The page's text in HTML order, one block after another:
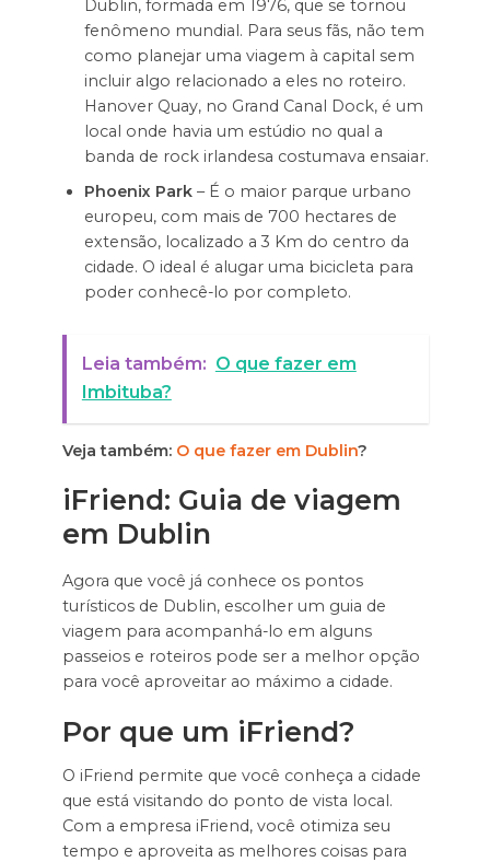
Dublin, formada em 1976, que se tornou
fenômeno mundial. Para seus fãs, não tem
como planejar uma viagem à capital sem
incluir algo relacionado a eles no roteiro.
Hanover Quay, no Grand Canal Dock, é um
local onde havia um estúdio no qual a
banda de rock irlandesa costumava ensaiar.
Phoenix Park– É o maior parque urbano
europeu, com mais de 700 hectares de
extensão, localizado a 3 Km do centro da
cidade. O ideal é alugar uma bicicleta para
poder conhecê-lo por completo.
Leia também: O que fazer em
Imbituba?
Veja também: O que fazer em Dublin?
iFriend: Guia de viagem
em Dublin
Agora que você já conhece os pontos
turísticos de Dublin, escolher um guia de
viagem para acompanhá-lo em alguns
passeios e roteiros pode ser a melhor opção
para você aproveitar ao máximo a cidade.
Por que um iFriend?
O iFriend permite que você conheça a cidade
que está visitando do ponto de vista local.
Com a empresa iFriend, você otimiza seu
tempo e aproveita as melhores coisas para